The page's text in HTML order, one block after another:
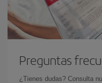
Preguntas
¿Tienes dudas? Consulta